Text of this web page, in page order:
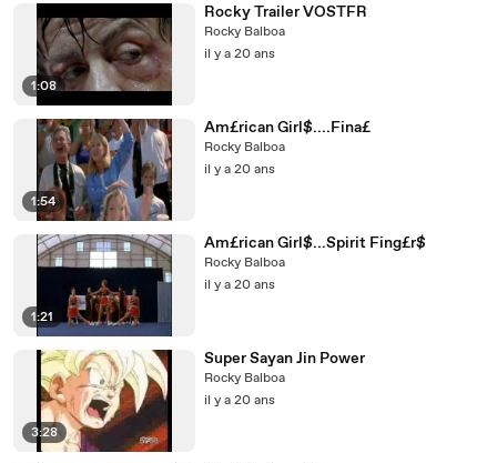
1:08
Rocky Trailer VOSTFR
Rocky Balboa
il y a 20 ans
1:54
Am£rican Girl$....Fina£
Rocky Balboa
il y a 20 ans
1:21
Am£rican Girl$...Spirit Fing£r$
Rocky Balboa
il y a 20 ans
3:28
Super Sayan Jin Power
Rocky Balboa
il y a 20 ans